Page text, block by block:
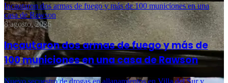
Incautaron dos armas de fuego y más de 100 municiones en una
casa de Rawson
8 agosto, 2026
Incautaron dos armas de fuego y más de
100 municiones en una casa de Rawson
Nuevo secuestro de drogas en allanamientos en Villa del Sur y